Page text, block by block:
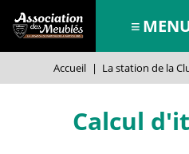
Accueil | La station de la
Calcul